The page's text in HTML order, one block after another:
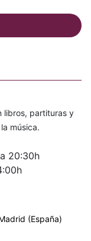
libros, partituras y
música.
20:30h
(España)